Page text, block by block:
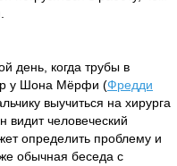
день, когда трубы в
у Шона Мёрфи (Фредди
выучиться на хирурга
видит человеческий
определить проблему и
обычная беседа с